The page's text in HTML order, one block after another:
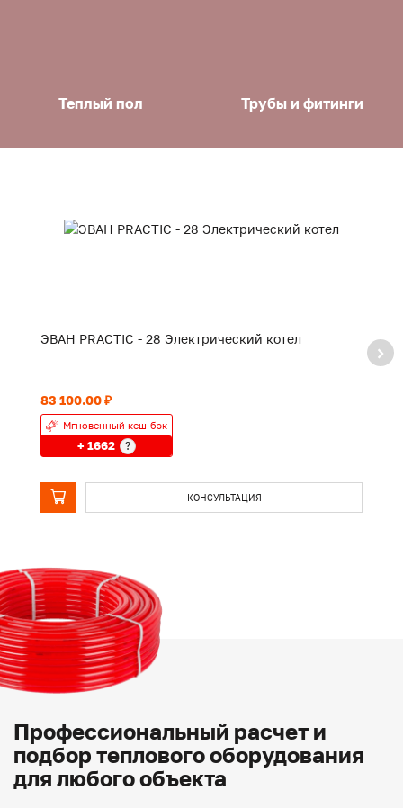
Теплый пол Трубы и фитинги
ЭВАН PRACTIC - 28 Электрический котел
83 100.00 ₽
Мгновенный кеш-бэк
+ 1662 ?
КОНСУЛЬТАЦИЯ
Профессиональный расчет и
подбор теплового оборудования
для любого объекта